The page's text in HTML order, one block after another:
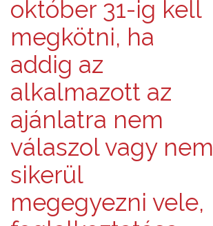
október 31-ig kell
megkötni, ha
addig az
alkalmazott az
ajánlatra nem
válaszol vagy nem
sikerül
megegyezni vele,